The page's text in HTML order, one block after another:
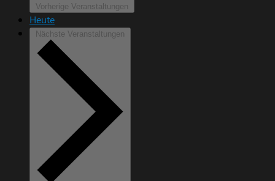
Vorherige Veranstaltungen
Heute
Nächste Veranstaltungen